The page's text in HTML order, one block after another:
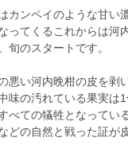
カンペイのような甘い
ってくるこれからは河
旬のスタートです。
悪い河内晩柑の皮を剥
味の汚れている果実は1
べての犠牲となってい
どの自然と戦った証が